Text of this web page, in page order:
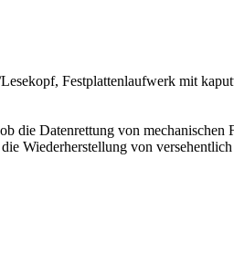
Festplattenlaufwerk mit
die Datenrettung von mechanischen
Wiederherstellung von